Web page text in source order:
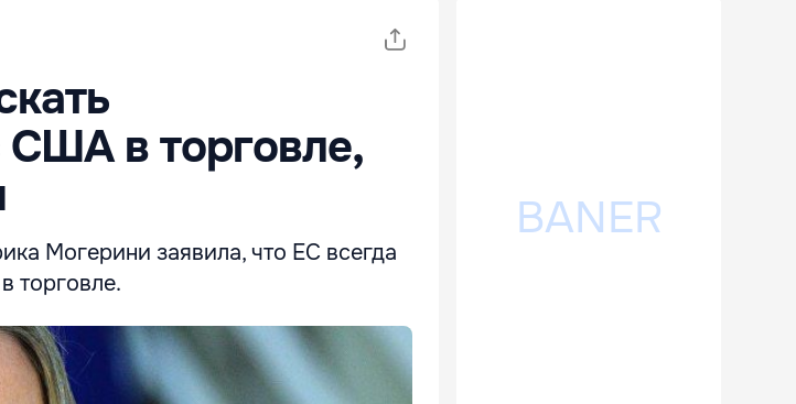
США в торговле,
Могерини заявила, что ЕС всегда
торговле.